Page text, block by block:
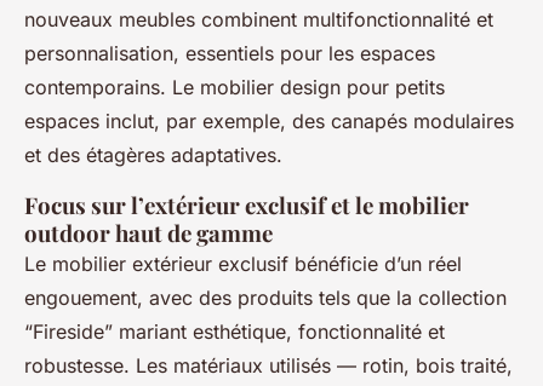
nouveaux meubles combinent multifonctionnalité et
personnalisation, essentiels pour les espaces
contemporains. Le mobilier design pour petits
espaces inclut, par exemple, des canapés modulaires
et des étagères adaptatives.
Focus sur l’extérieur exclusif et le mobilier
outdoor haut de gamme
Le mobilier extérieur exclusif bénéficie d’un réel
engouement, avec des produits tels que la collection
“Fireside” mariant esthétique, fonctionnalité et
robustesse. Les matériaux utilisés — rotin, bois traité,